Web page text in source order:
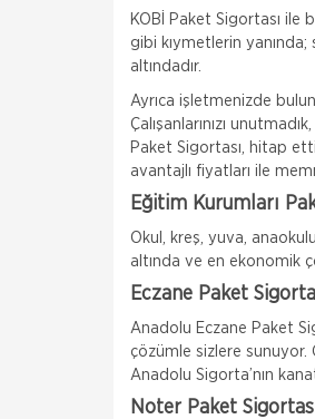
KOBİ Paket Sigortası ile
gibi kıymetlerin
altındadır.
Ayrıca işletmenizde
Çalışanlarınızı
Paket Sigortası, hitap
avantajlı fiyatları ile
Eğitim Kurumları
Okul, kreş, yuva,
altında ve en ekonomik
Eczane Paket
Anadolu Eczane Paket
çözümle sizlere sunuyor.
Anadolu Sigorta’nın
Noter Paket